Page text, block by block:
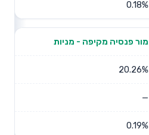
0.18%
מור פנסיה מקיפה - מניות
20.26%
—
0.19%